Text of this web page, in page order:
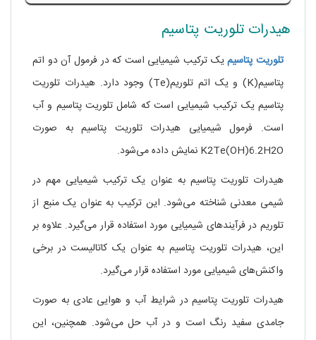
هیدرات تلوریت پتاسیم
تلوریتپتاسیمیک ترکیب شیمیایی است که در فرمول آن دو اتم
پتاسیم(K) و یک اتم تلوریم(Te) وجود دارد. هیدرات تلوریت
پتاسیم یک ترکیب شیمیایی است که شامل تلوریت پتاسیم و آب
است. فرمول شیمیایی هیدرات تلوریت پتاسیم به صورت
K2Te(OH)6.2H2O نمایش داده می‌شود.
هیدرات تلوریت پتاسیم به عنوان یک ترکیب شیمیایی مهم در
شیمی معدنی شناخته می‌شود. این ترکیب به عنوان یک منبع از
تلوریم در فرآیندهای شیمیایی مورد استفاده قرار می‌گیرد. علاوه بر
این، هیدرات تلوریت پتاسیم به عنوان یک کاتالیست در برخی
واکنش‌های شیمیایی مورد استفاده قرار می‌گیرد.
هیدرات تلوریت پتاسیم در شرایط آب و هوایی عادی به صورت
جامدی سفید رنگ است و در آب حل می‌شود. همچنین، این